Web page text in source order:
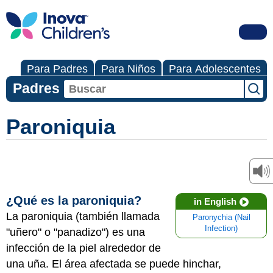
Para Padres Para Niños Para Adolescentes
Padres
Paroniquia
in English
Paronychia (Nail
Infection)
¿Qué es la paroniquia?
La paroniquia (también llamada
"uñero" o "panadizo") es una
infección de la piel alrededor de
una uña. El área afectada se puede hinchar,